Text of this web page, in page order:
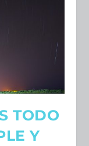
TODO
Y